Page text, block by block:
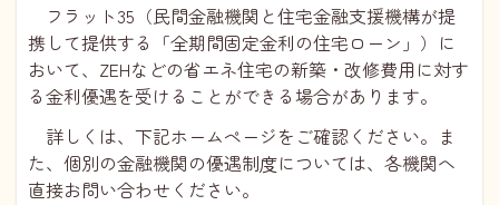
フラット35（民間金融機関と住宅金融支援機構が提
携して提供する「全期間固定金利の住宅ローン」）に
おいて、ZEHなどの省エネ住宅の新築・改修費用に対す
る金利優遇を受けることができる場合があります。
詳しくは、下記ホームページをご確認ください。ま
た、個別の金融機関の優遇制度については、各機関へ
直接お問い合わせください。